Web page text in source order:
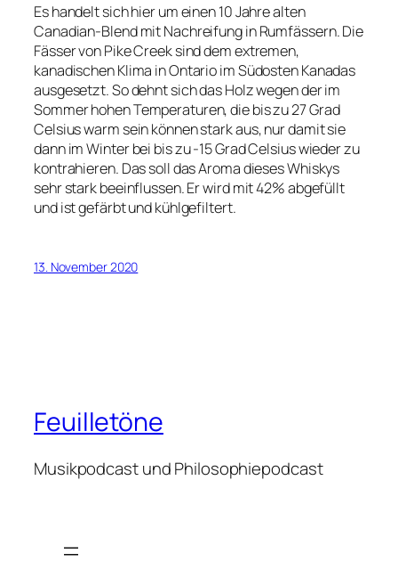
Es handelt sich hier um einen 10 Jahre alten
Canadian-Blend mit Nachreifung in Rumfässern. Die
Fässer von Pike Creek sind dem extremen,
kanadischen Klima in Ontario im Südosten Kanadas
ausgesetzt. So dehnt sich das Holz wegen der im
Sommer hohen Temperaturen, die bis zu 27 Grad
Celsius warm sein können stark aus, nur damit sie
dann im Winter bei bis zu -15 Grad Celsius wieder zu
kontrahieren. Das soll das Aroma dieses Whiskys
sehr stark beeinflussen. Er wird mit 42% abgefüllt
und ist gefärbt und kühlgefiltert.
13. November 2020
Feuilletöne
Musikpodcast und Philosophiepodcast